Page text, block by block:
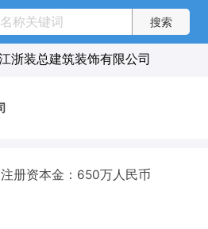
浙装总建筑装饰有限公司
注册资本金：650万人民币